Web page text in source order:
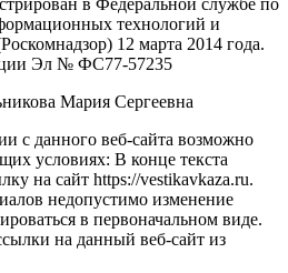
в Федеральной службе по
технологий и
12 марта 2014 года.
Эл № ФС77-57235
Мария Сергеевна
с данного веб-сайта возможно
условиях: В конце текста
на сайт https://vestikavkaza.ru.
недопустимо изменение
в первоначальном виде.
на данный веб-сайт из